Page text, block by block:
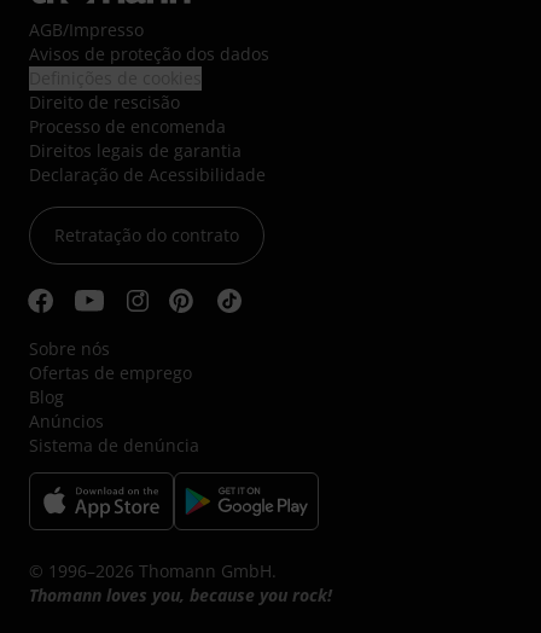
AGB/Impresso
Avisos de proteção dos dados
Direito de rescisão
Processo de encomenda
Direitos legais de garantia
Declaração de Acessibilidade
Retratação do contrato
Sobre nós
Ofertas de emprego
Blog
Anúncios
Sistema de denúncia
© 1996–2026 Thomann GmbH.
Thomann loves you, because you rock!